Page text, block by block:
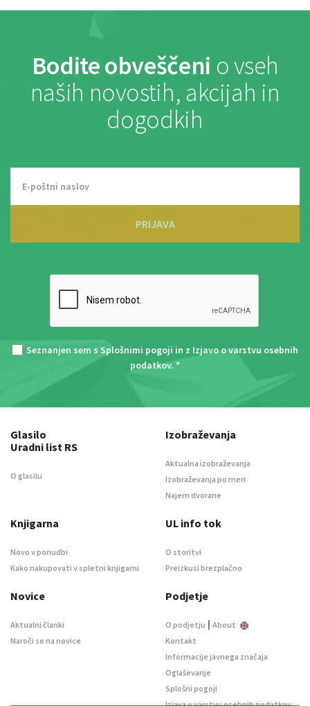
Bodite obveščeni o vseh
naših novostih, akcijah in
dogodkih
PRIJAVA
Seznanjen sem s Splošnimi pogoji in z Izjavo o varstvu osebnih
podatkov. *
Glasilo
Uradni list RS
O glasilu
Izobraževanja
Aktualna izobraževanja
Izobraževanja po meri
Najem dvorane
Knjigarna
Novo v ponudbi
Kako nakupovati v spletni knjigarni
UL info tok
O storitvi
Preizkusi brezplačno
Novice
Aktualni članki
Naroči se na novice
Podjetje
O podjetju | About
Kontakt
Informacije javnega značaja
Oglaševanje
Splošni pogoji